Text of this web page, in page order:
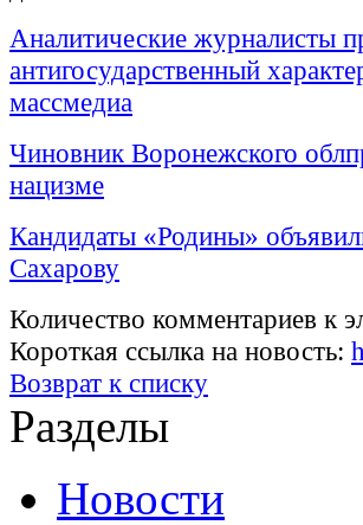
Аналитические журналисты
антигосударственный
массмедиа
Чиновник Воронежского
нацизме
Кандидаты «Родины»
Сахарову
Количество комментариев к
Короткая ссылка на новость:
Возврат к списку
Разделы
Новости